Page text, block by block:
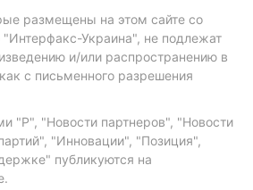
размещены на этом сайте со
"Интерфакс-Украина", не подлежат
и/или распространению в
с письменного разрешения
"Р", "Новости партнеров", "Новости
"Инновации", "Позиция",
публикуются на